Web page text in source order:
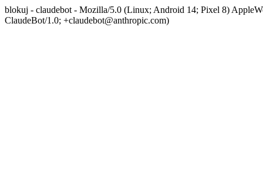
blokuj - claudebot - Mozilla/5.0 (Linux; Android 14; Pixel 8)
ClaudeBot/1.0; +claudebot@anthropic.com)